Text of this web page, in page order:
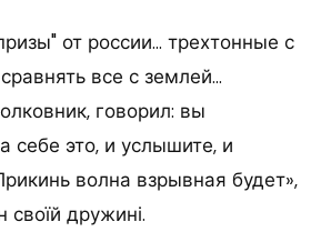
от россии… трехтонные с
все с землей…
говорил: вы
себе это, и услышите, и
волна взрывная будет»,
своїй дружині.